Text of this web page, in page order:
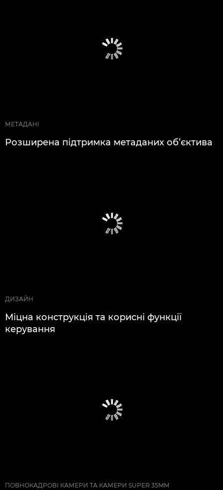
МЕТАДАНІ
Розширена підтримка метаданих об’єктива
ДИЗАЙН
Міцна конструкція та корисні функції
керування
ПОВНОКАДРОВІ КАМЕРИ ТА КАМЕРИ SUPER 35MM